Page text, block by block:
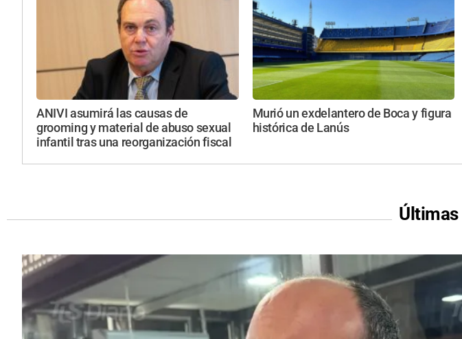
ANIVI asumirá las causas de
grooming y material de abuso sexual
infantil tras una reorganización fiscal
Murió un exdelantero de Boca y figura
histórica de Lanús
Últimas